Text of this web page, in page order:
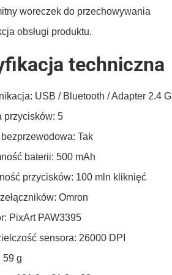
woreczek do przechowywania
obsługi produktu.
techniczna
USB / Bluetooth / Adapter 2.4
przycisków: 5
Tak
baterii: 500 mAh
przycisków: 100 mln kliknięć
Omron
PixArt PAW3395
sensora: 26000 DPI
59 g